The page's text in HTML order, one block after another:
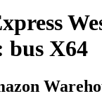
bus X64